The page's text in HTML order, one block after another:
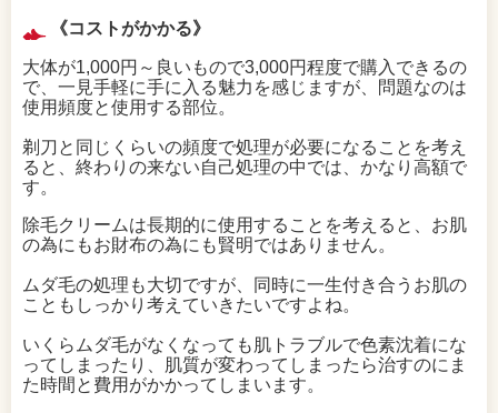
《コストがかかる》
大体が1,000円～良いもので3,000円程度で購入できるの
で、一見手軽に手に入る魅力を感じますが、問題なのは
使用頻度と使用する部位。
剃刀と同じくらいの頻度で処理が必要になることを考え
ると、終わりの来ない自己処理の中では、かなり高額で
す。
除毛クリームは長期的に使用することを考えると、お肌
の為にもお財布の為にも賢明ではありません。
ムダ毛の処理も大切ですが、同時に一生付き合うお肌の
こともしっかり考えていきたいですよね。
いくらムダ毛がなくなっても肌トラブルで色素沈着にな
ってしまったり、肌質が変わってしまったら治すのにま
た時間と費用がかかってしまいます。